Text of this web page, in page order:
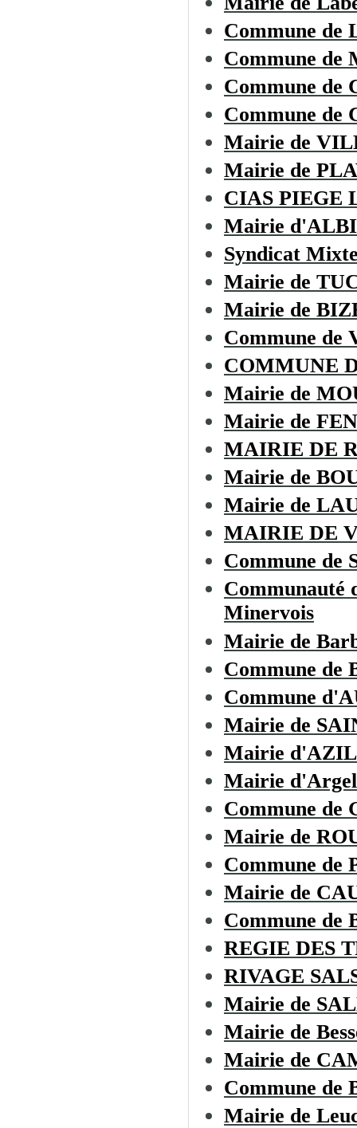
Commune
Commune de
Commune de
Commune de
Mairie de
Mairie de
CIAS PIEGE
Mairie
Syndicat
Mairie de
Mairie de
Commune
COMMUNE
Mairie de
Mairie de
MAIRIE DE
Mairie de
Mairie de
MAIRIE DE
Commune de
Communauté
Minervois
Mairie de
Commune de
Commune
Mairie de
Mairie
Mairie
Commune
Mairie de
Commune de
Mairie de
Commune de
REGIE DES
RIVAGE
Mairie de
Mairie de
Mairie de
Commune de
Mairie de